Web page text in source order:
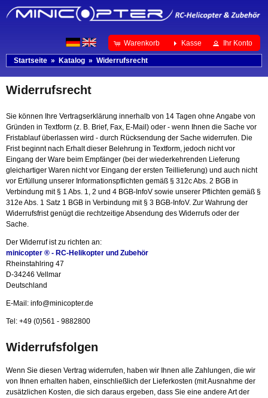
Warenkorb Kasse Ihr Konto
Startseite » Katalog » Widerrufsrecht
Widerrufsrecht
Sie können Ihre Vertragserklärung innerhalb von 14 Tagen ohne Angabe von
Gründen in Textform (z. B. Brief, Fax, E-Mail) oder - wenn Ihnen die Sache vor
Fristablauf überlassen wird - durch Rücksendung der Sache widerrufen. Die
Frist beginnt nach Erhalt dieser Belehrung in Textform, jedoch nicht vor
Eingang der Ware beim Empfänger (bei der wiederkehrenden Lieferung
gleichartiger Waren nicht vor Eingang der ersten Teillieferung) und auch nicht
vor Erfüllung unserer Informationspflichten gemäß § 312c Abs. 2 BGB in
Verbindung mit § 1 Abs. 1, 2 und 4 BGB-InfoV sowie unserer Pflichten gemäß §
312e Abs. 1 Satz 1 BGB in Verbindung mit § 3 BGB-InfoV. Zur Wahrung der
Widerrufsfrist genügt die rechtzeitige Absendung des Widerrufs oder der
Sache.
Der Widerruf ist zu richten an:
minicopter ® - RC-Helikopter und Zubehör
Rheinstahlring 47
D-34246 Vellmar
Deutschland
E-Mail: info@minicopter.de
Tel: +49 (0)561 - 9882800
Widerrufsfolgen
Wenn Sie diesen Vertrag widerrufen, haben wir Ihnen alle Zahlungen, die wir
von Ihnen erhalten haben, einschließlich der Lieferkosten (mit Ausnahme der
zusätzlichen Kosten, die sich daraus ergeben, dass Sie eine andere Art der